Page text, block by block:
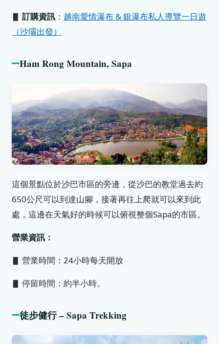
▋ 訂購資訊 ： 越南愛情瀑布 & 銀瀑布私人導覽一日遊
（沙壩出發）
Ham Rong Mountain, Sapa
這個景點位於沙巴市區的旁邊，從沙巴的教堂過去約
650公尺可以到達山腳，接著再往上爬就可以來到此
處，這邊在天氣好的時候可以俯視整個Sapa的市區。
營業資訊：
▋ 營業時間：24小時每天開放
▋ 停留時間：約半小時。
徒步健行 – Sapa Trekking